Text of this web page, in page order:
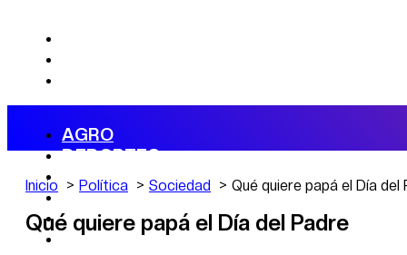
AGRO
DEPORTES
ECONOMÍA
POLÍTICA
CAMBIO CLIMÁTICO
DATA FIRME
Inicio Política Sociedad Qué quiere papá el Día del
Qué quiere papá el Día del Padre